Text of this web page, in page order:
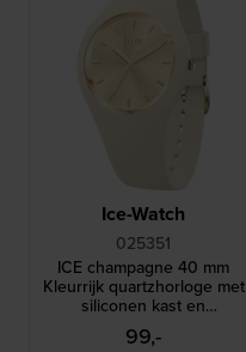
Ice-Watch
025351
ICE champagne 40 mm
Kleurrijk quartzhorloge met
siliconen kast en
geïntegreerde band
99,-